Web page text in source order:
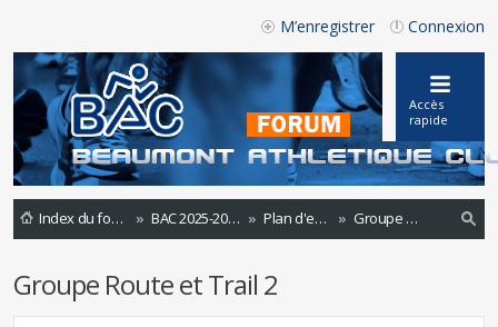
Connexion
M’enregistrer
Accès
rapide
Index du forum BAC 2025-2026 Plan d'entrainements 2021-2022
Groupe Route et Trail 2
rc
Groupe Route et Trail 2